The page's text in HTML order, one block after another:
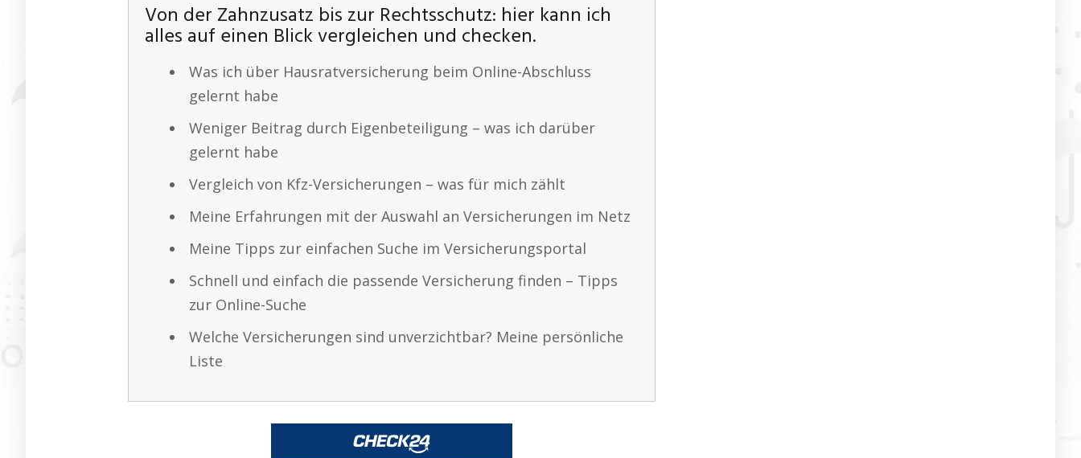
Von der Zahnzusatz bis zur Rechtsschutz: hier kann ich
alles auf einen Blick vergleichen und checken.
Was ich über Hausratversicherung beim Online-Abschluss
gelernt habe
Weniger Beitrag durch Eigenbeteiligung – was ich darüber
gelernt habe
Vergleich von Kfz-Versicherungen – was für mich zählt
Meine Erfahrungen mit der Auswahl an Versicherungen im Netz
Meine Tipps zur einfachen Suche im Versicherungsportal
Schnell und einfach die passende Versicherung finden – Tipps
zur Online-Suche
Welche Versicherungen sind unverzichtbar? Meine persönliche
Liste